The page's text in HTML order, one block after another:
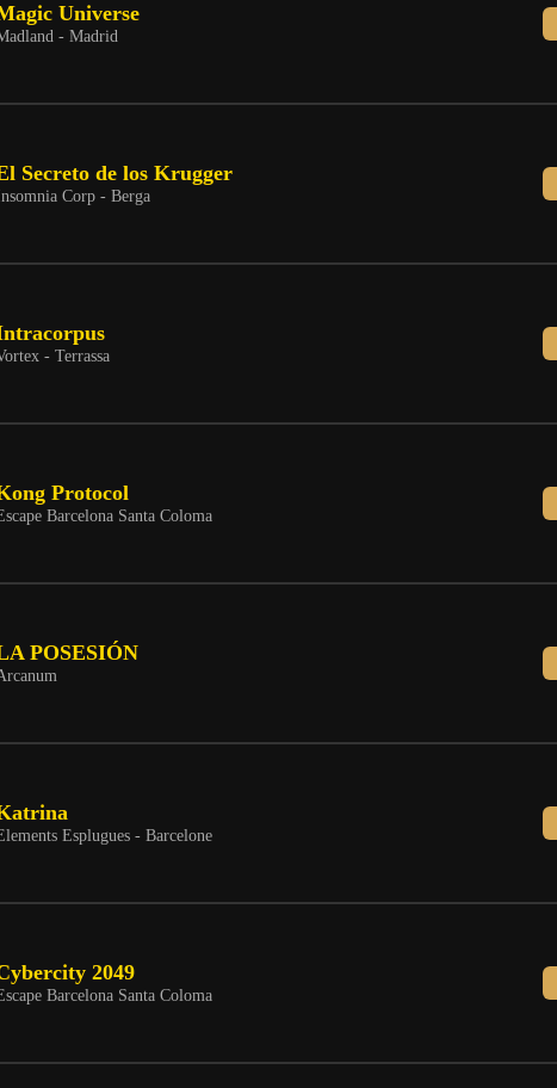
Universe
- Madrid
Secreto de los Krugger
Corp - Berga
- Terrassa
Protocol
Barcelona Santa Coloma
POSESIÓN
Esplugues - Barcelone
2049
Barcelona Santa Coloma